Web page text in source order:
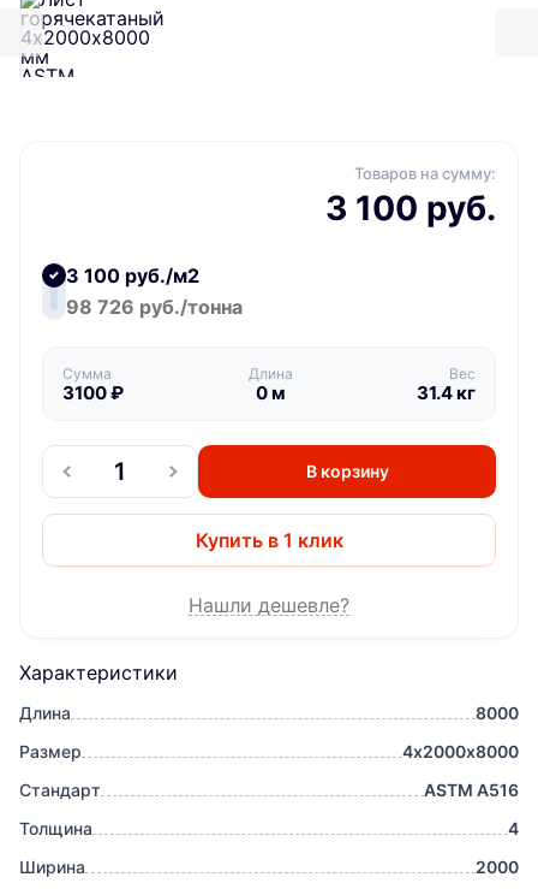
Характеристики
Длина
8000
Размер
4х2000х8000
Стандарт
ASTM A516
Толщина
4
Ширина
2000
Товаров на сумму:
3 100 руб.
3 100 руб./м2
98 726 руб./тонна
Сумма
3100₽
Длина
0м
Вес
31.4кг
В корзину
Купить в 1 клик
Нашли дешевле?